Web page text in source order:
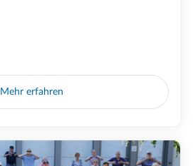
Mehr erfahren